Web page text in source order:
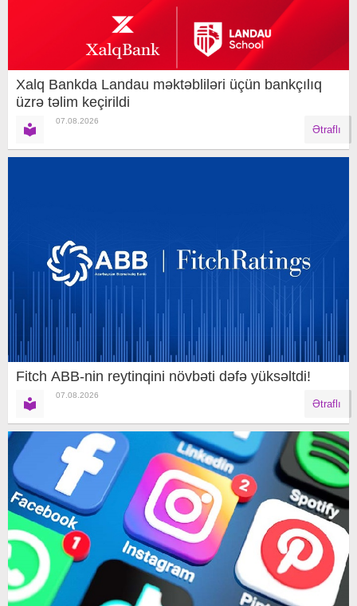
Xalq Bankda Landau məktəbliləri üçün bankçılıq
üzrə təlim keçirildi
07.08.2026
Ətraflı
Fitch ABB-nin reytinqini növbəti dəfə yüksəltdi!
07.08.2026
Ətraflı